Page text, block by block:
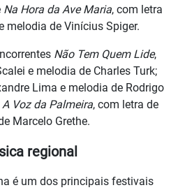
Na Hora da Ave Maria, com letra
melodia de Vinícius Spiger.
Não Tem Quem Lide,
e melodia de Charles Turk;
Lima e melodia de Rodrigo
A Voz da Palmeira, com letra de
Marcelo Grethe.
regional
é um dos principais festivais